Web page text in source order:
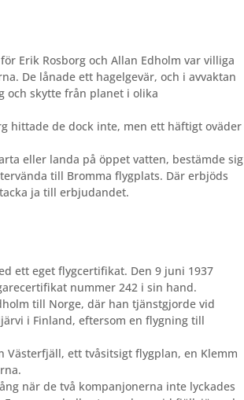
Erik Rosborg och Allan Edholm var villiga
De lånade ett hagelgevär, och i avvaktan
och skytte från planet i olika
hittade de dock inte, men ett häftigt oväder
eller landa på öppet vatten, bestämde sig
till Bromma flygplats. Där erbjöds
ja till erbjudandet.
ett eget flygcertifikat. Den 9 juni 1937
nummer 242 i sin hand.
till Norge, där han tjänstgjorde vid
i Finland, eftersom en flygning till
Västerfjäll, ett tvåsitsigt flygplan, en Klemm
när de två kompanjonerna inte lyckades